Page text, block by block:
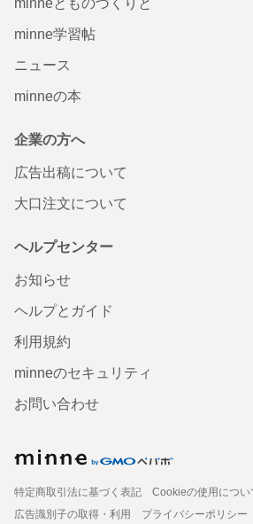
minne学習帖
ニュース
minneの本
企業の方へ
広告出稿について
大口注文について
ヘルプセンター
お知らせ
ヘルプとガイド
利用規約
minneのセキュリティ
お問い合わせ
特定商取引法に基づく表記
Cookieの使用につい
広告識別子の取得・利用
プライバシーポリシー